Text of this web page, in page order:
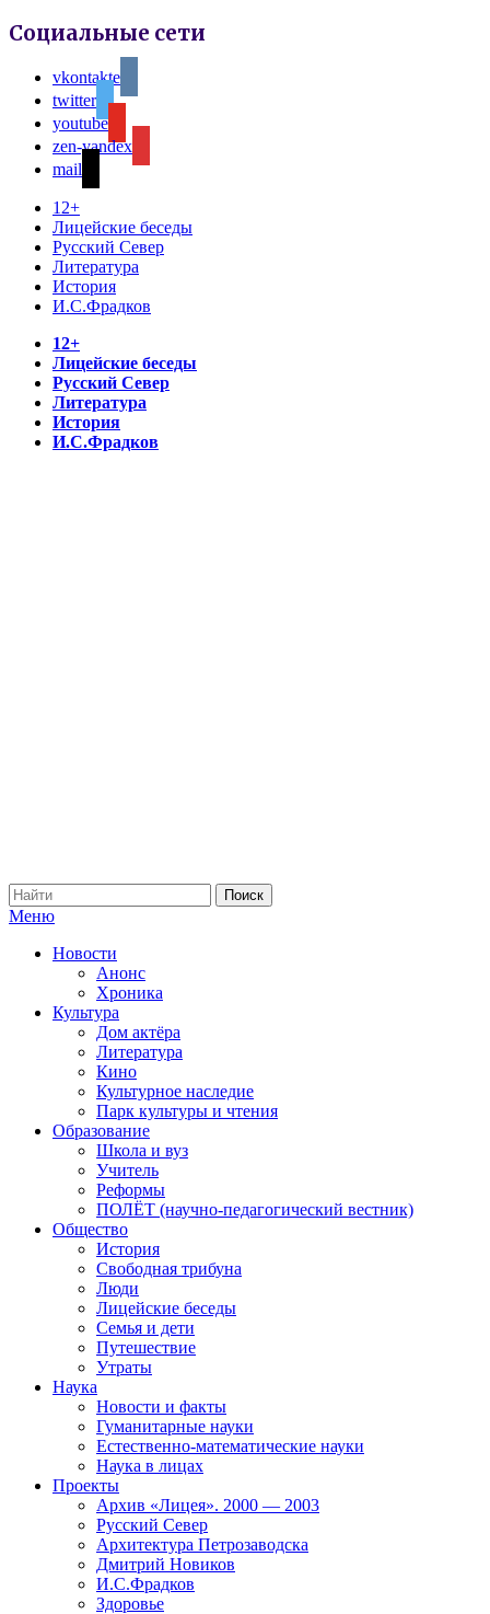
Социальные сети
vkontakte
twitter
youtube
zen-yandex
mail
12+
Лицейские беседы
Русский Север
Литература
История
И.С.Фрадков
12+
Лицейские беседы
Русский Север
Литература
История
И.С.Фрадков
Меню
Новости
Анонс
Хроника
Культура
Дом актёра
Литература
Кино
Культурное наследие
Парк культуры и чтения
Образование
Школа и вуз
Учитель
Реформы
ПОЛЁТ (научно-педагогический вестник)
Общество
История
Свободная трибуна
Люди
Лицейские беседы
Семья и дети
Путешествие
Утраты
Наука
Новости и факты
Гуманитарные науки
Естественно-математические науки
Наука в лицах
Проекты
Архив «Лицея». 2000 — 2003
Русский Север
Архитектура Петрозаводска
Дмитрий Новиков
И.С.Фрадков
Здоровье